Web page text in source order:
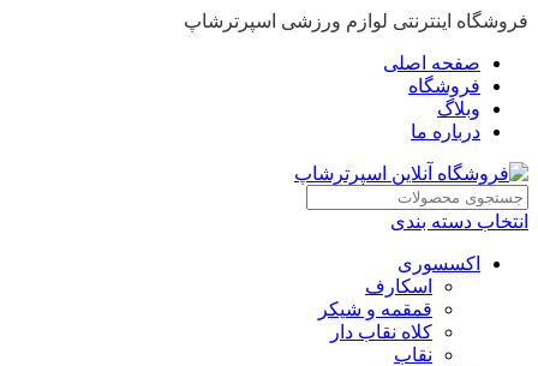
فروشگاه اینترنتی لوازم ورزشی اسپرترشاپ
صفحه اصلی
فروشگاه
وبلاگ
درباره ما
انتخاب دسته بندی
اکسسوری
اسکارف
قمقمه و شیکر
کلاه نقاب دار
نقاب